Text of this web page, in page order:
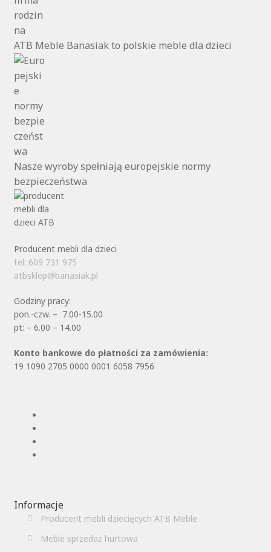
ATB Meble Banasiak to polskie meble dla dzieci
Nasze wyroby spełniają europejskie normy
bezpieczeństwa
Producent mebli dla dzieci
tel: 609 731 975
atbsklep@banasiak.pl
Godziny pracy:
pon.-czw. – 7.00-15.00
pt: – 6.00 – 14.00
Konto bankowe do płatności za zamówienia:
19 1090 2705 0000 0001 6058 7956
Informacje
Producent mebli dziecięcych ATB Meble
Meble sprzedaż hurtowa